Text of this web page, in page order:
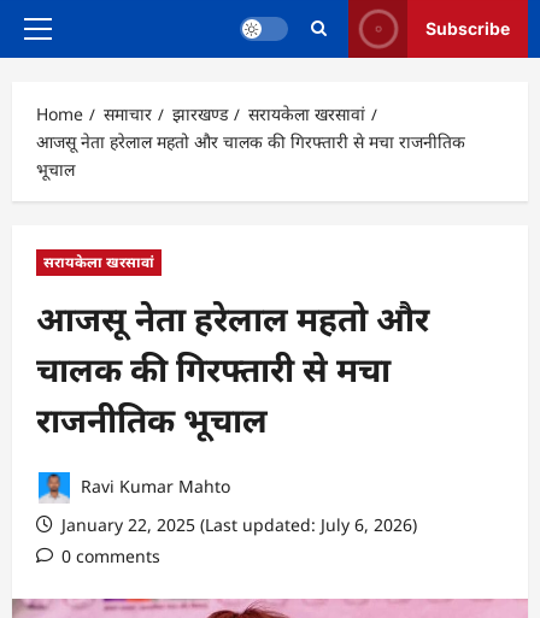
Primary
Subscribe
Home समाचार झारखण्ड
सरायकेला खरसावां
आजसू नेता हरेलाल महतो और चालक की गिरफ्तारी से मचा राजनीतिक
भूचाल
सरायकेला खरसावां
आजसू नेता हरेलाल महतो और
चालक की गिरफ्तारी से मचा
राजनीतिक भूचाल
Ravi Kumar Mahto
January 22, 2025 (Last updated: July 6, 2026)
0 comments